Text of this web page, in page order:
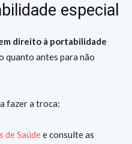
especial
direito à portabilidade
quanto antes para não
fazer a troca:
de Saúdee consulte as